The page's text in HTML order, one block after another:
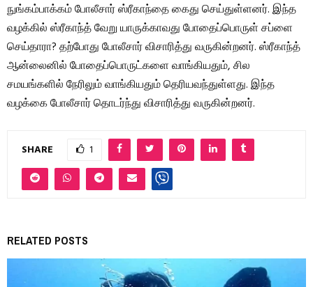
நுங்கம்பாக்கம் போலீசார் ஸ்ரீகாந்தை கைது செய்துள்ளனர். இந்த
வழக்கில் ஸ்ரீகாந்த் வேறு யாருக்காவது போதைப்பொருள் சப்ளை
செய்தாரா? தற்போது போலீசார் விசாரித்து வருகின்றனர். ஸ்ரீகாந்த்
ஆன்லைனில் போதைப்பொருட்களை வாங்கியதும், சில
சமயங்களில் நேரிலும் வாங்கியதும் தெரியவந்துள்ளது. இந்த
வழக்கை போலீசார் தொடர்ந்து விசாரித்து வருகின்றனர்.
SHARE 1
RELATED POSTS